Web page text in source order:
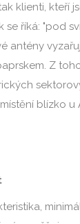
klienti, kteří
se říká: "pod
antény
Z
blízko u